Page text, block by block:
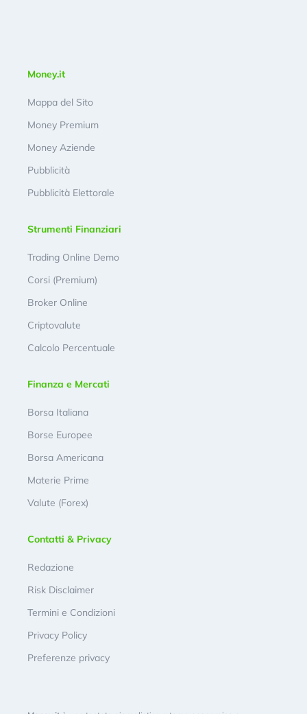
Money.it
Mappa del Sito
Money Premium
Money Aziende
Pubblicità
Pubblicità Elettorale
Strumenti Finanziari
Trading Online Demo
Corsi (Premium)
Broker Online
Criptovalute
Calcolo Percentuale
Finanza e Mercati
Borsa Italiana
Borse Europee
Borsa Americana
Materie Prime
Valute (Forex)
Contatti & Privacy
Redazione
Risk Disclaimer
Termini e Condizioni
Privacy Policy
Preferenze privacy